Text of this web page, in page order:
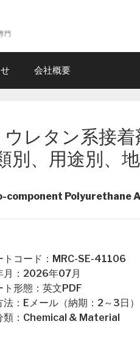
門
会社概要
レタン系接
別、用途別、
component Polyurethane
トコード：MRC-SE-41106
月：2026年07月
ト形態：英文PDF
法：Eメール（納期：2～3日）
類：Chemical & Material